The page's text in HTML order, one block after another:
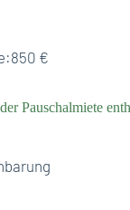
850 €
Pauschalmiete